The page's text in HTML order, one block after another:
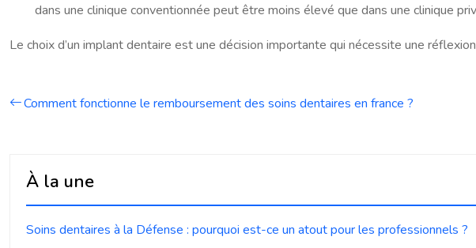
dans une clinique conventionnée peut être moins élevé que dans une clinique
Le choix d’un implant dentaire est une décision importante qui nécessite une
Comment fonctionne le remboursement des soins dentaires en france ?
À la une
Soins dentaires à la Défense : pourquoi est-ce un atout pour les professionnels ?